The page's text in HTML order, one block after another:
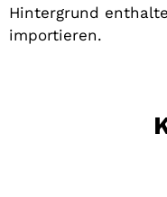
Hintergrund
importieren.